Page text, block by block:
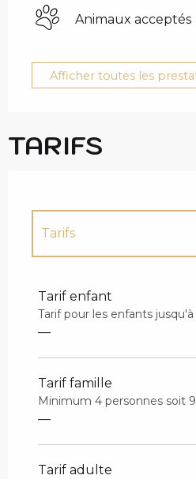
Animaux acceptés
Afficher toutes les
TARIFS
Tarifs
Tarif enfant
Tarif pour les enfants jusqu'à
—
Tarif famille
Minimum 4 personnes soit
—
Tarif adulte